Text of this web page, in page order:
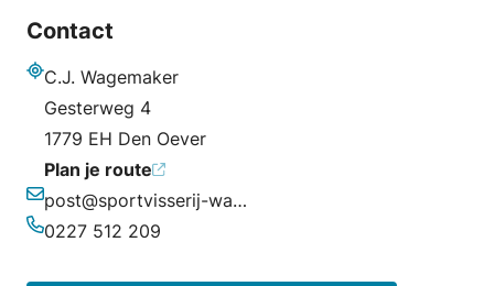
Contact
C.J. Wagemaker
Gesterweg 4
1779 EH Den Oever
Plan je route
E-mailadres
post@sportvisserij-waddenzee.nl
0227 512 209